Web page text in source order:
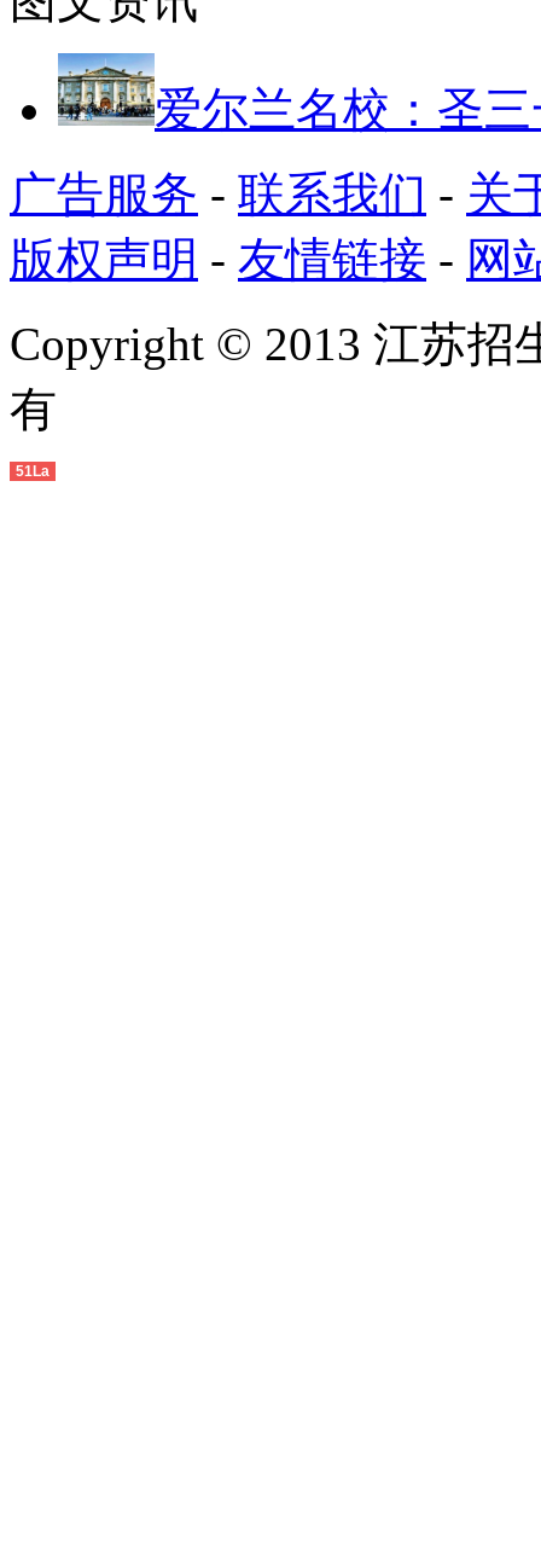
爱尔兰名校：圣
广告服务 - 联系我们 - 关
版权声明 - 友情链接 - 网
Copyright © 2013 江苏招
有
51La